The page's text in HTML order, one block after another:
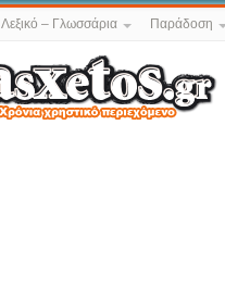
Λεξικό – Γλωσσάρια Παράδοση